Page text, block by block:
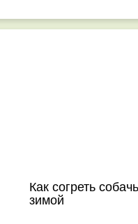
Как согреть
зимой